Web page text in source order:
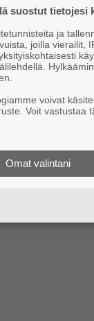
kahvitauolla
suoraan
suostut tietojesi
ja
joilla vierailit,
voivat
Voit vastustaa
Omat valintani